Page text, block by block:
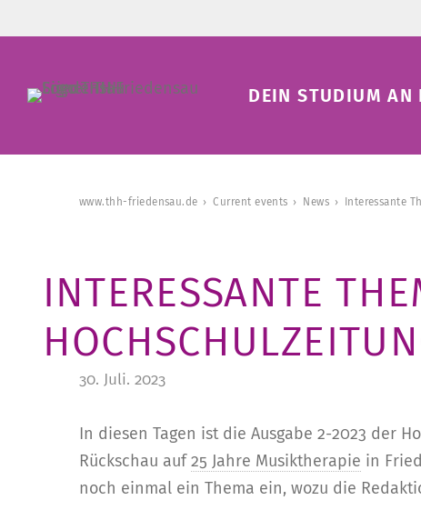
DEIN STUDIUM AN
www.thh-friedensau.de Current events News Interessante
INTERESSANTE
30. Juli. 2023
In diesen Tagen ist die Ausgabe 2-2023 der
Rückschau auf25 Jahre Musiktherapie in
noch einmal ein Thema ein, wozu die